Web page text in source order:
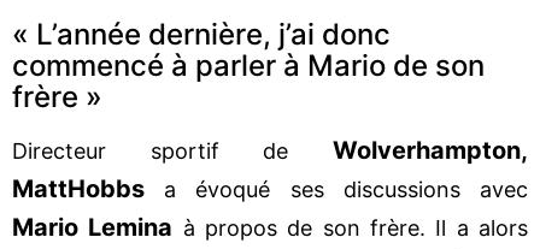
« L’année dernière, j’ai donc
commencé à parler à Mario de son
frère »
Directeur sportif de Wolverhampton,
MattHobbs a évoqué ses discussions avec
Mario Lemina à propos de son frère. Il a alors